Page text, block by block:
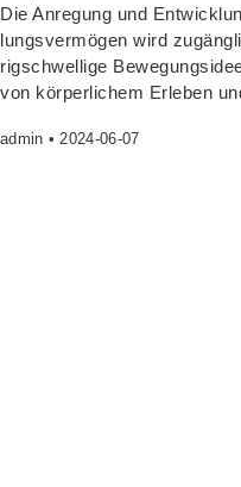
Die Anre­gung und
lungs­ver­mö­gen wird
rig­schwel­li­ge
von kör­per­li­chem Erle­ben
admin 2024-06-07